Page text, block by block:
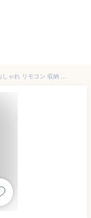
収納ボックス 机上収納 竹製 収納 卓上収納 卓上 おしゃれ リモコン 収納 ケース リモコンケース リモコン収納 リモコン入れ 多機能 竹製 北欧 デスク 収納ケース 小物入れ デスク周り シンプル カジュアル 白 卓上収納ケース 小物収納 ホワイト 木目 学校 ホテル